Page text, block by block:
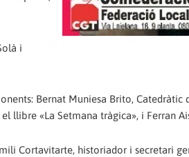
i
Bernat Muniesa Brito, Catedràtic
llibre «La Setmana tràgica», i Ferran
Cortavitarte, historiador i secretari